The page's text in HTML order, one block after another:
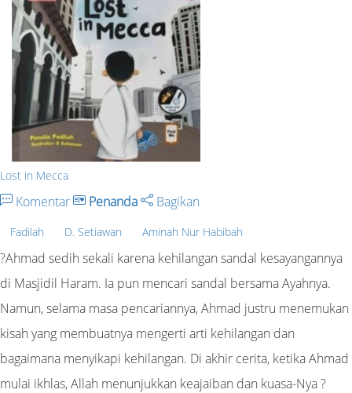
Lost in Mecca
Komentar Penanda Bagikan
Fadilah D. Setiawan Aminah Nur Habibah
?Ahmad sedih sekali karena kehilangan sandal kesayangannya
di Masjidil Haram. Ia pun mencari sandal bersama Ayahnya.
Namun, selama masa pencariannya, Ahmad justru menemukan
kisah yang membuatnya mengerti arti kehilangan dan
bagaimana menyikapi kehilangan. Di akhir cerita, ketika Ahmad
mulai ikhlas, Allah menunjukkan keajaiban dan kuasa-Nya ?